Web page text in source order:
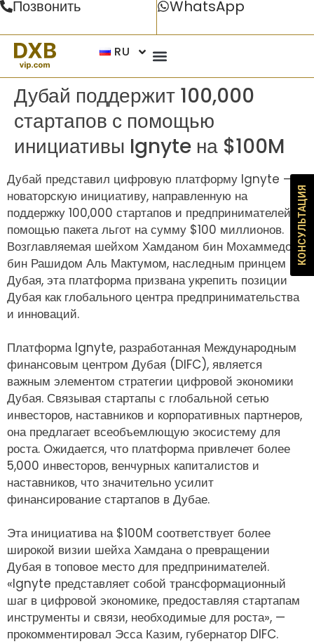
Позвонить WhatsApp
RU
Дубай поддержит 100,000
стартапов с помощью
инициативы Ignyte на $100M
Дубай представил цифровую платформу Ignyte —
новаторскую инициативу, направленную на
поддержку 100,000 стартапов и предпринимателей с
помощью пакета льгот на сумму $100 миллионов.
Возглавляемая шейхом Хамданом бин Мохаммедом
бин Рашидом Аль Мактумом, наследным принцем
Дубая, эта платформа призвана укрепить позиции
Дубая как глобального центра предпринимательства
и инноваций.
Платформа Ignyte, разработанная Международным
финансовым центром Дубая (DIFC), является
важным элементом стратегии цифровой экономики
Дубая. Связывая стартапы с глобальной сетью
инвесторов, наставников и корпоративных партнеров,
она предлагает всеобъемлющую экосистему для
роста. Ожидается, что платформа привлечет более
5,000 инвесторов, венчурных капиталистов и
наставников, что значительно усилит
финансирование стартапов в Дубае.
Эта инициатива на $100M соответствует более
широкой визии шейха Хамдана о превращении
Дубая в топовое место для предпринимателей.
«Ignyte представляет собой трансформационный
шаг в цифровой экономике, предоставляя стартапам
инструменты и связи, необходимые для роста», —
прокомментировал Эсса Казим, губернатор DIFC.
КОНСУЛЬТАЦИЯ